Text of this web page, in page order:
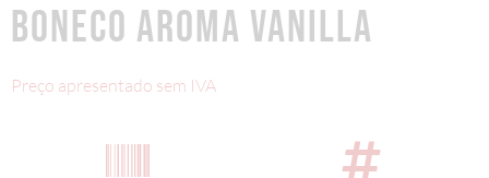
BONECO AROMA VANILLA
Preço apresentado sem IVA